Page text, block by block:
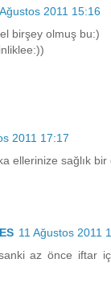
2011 15:16
birşey olmuş bu:)
2011 17:17
ellerinize sağlık bir
11 Ağustos 2011
az önce iftar